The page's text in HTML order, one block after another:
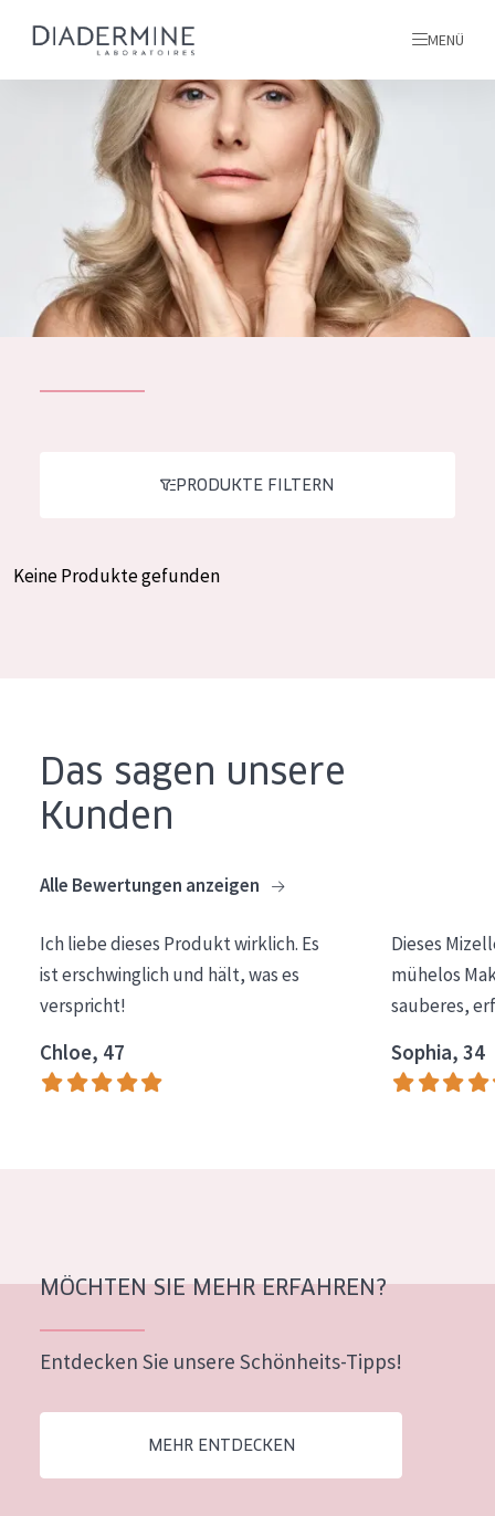
Nachtcreme
Augencreme
PRODUKTLINIE
Essentials
Lift+
Expert
Mischhaut und fettige Haut
Reife Haut
Der Sonne ausgesetzte Haut
Jedes alter
ALLE PRODUKTE
Alle produkte
MENÜ
Startseite
inhaltsstoffe
Über uns
Inspiration
Spanish
PRODUKTE FILTERN
Keine Produkte gefunden
Das sagen unsere
Kunden
Alle Bewertungen anzeigen
Ich liebe dieses Produkt wirklich. Es
ist erschwinglich und hält, was es
verspricht!
Chloe, 47
Dieses
mühelos
sauberes,
Sophia, 34
MÖCHTEN SIE MEHR ERFAHREN?
Entdecken Sie unsere Schönheits-Tipps!
MEHR ENTDECKEN